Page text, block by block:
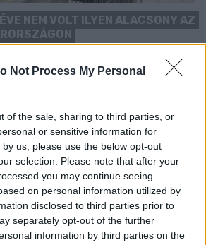
Not Process My Personal
of the sale, sharing to third parties, or
or sensitive information for
us, please use the below opt-out
selection. Please note that after your
you may continue seeing
on personal information utilized by
disclosed to third parties prior to
separately opt-out of the further
information by third parties on the
NEM VOLT ILYEN ALACSONY AZ
árak, miközben az élelmiszerek ára
Szólj hozzá!